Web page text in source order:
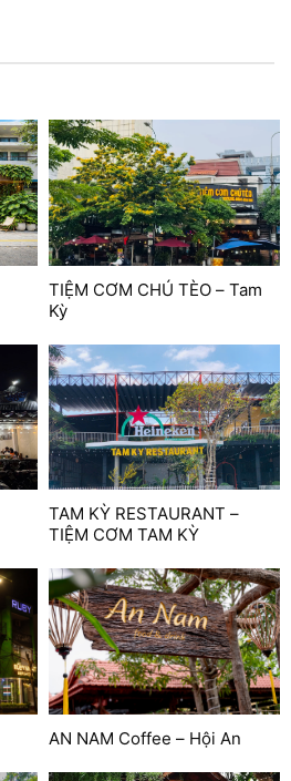
TIỆM CƠM CHÚ TÈO – Tam
Kỳ
TAM KỲ RESTAURANT –
TIỆM CƠM TAM KỲ
AN NAM Coffee – Hội An